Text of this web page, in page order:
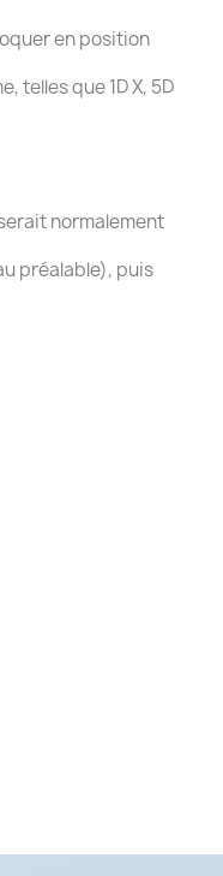
en position
telles que 1D X, 5D
normalement
préalable), puis